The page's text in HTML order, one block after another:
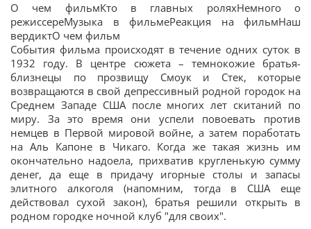
О чем фильмКто в главных роляхНемного о
режиссереМузыка в фильмеРеакция на фильмНаш
вердиктО чем фильм
События фильма происходят в течение одних суток в
1932 году. В центре сюжета – темнокожие братья-
близнецы по прозвищу Смоук и Стек, которые
возвращаются в свой депрессивный родной городок на
Среднем Западе США после многих лет скитаний по
миру. За это время они успели повоевать против
немцев в Первой мировой войне, а затем поработать
на Аль Капоне в Чикаго. Когда же такая жизнь им
окончательно надоела, прихватив кругленькую сумму
денег, да еще в придачу игорные столы и запасы
элитного алкоголя (напомним, тогда в США еще
действовал сухой закон), братья решили открыть в
родном городке ночной клуб "для своих".